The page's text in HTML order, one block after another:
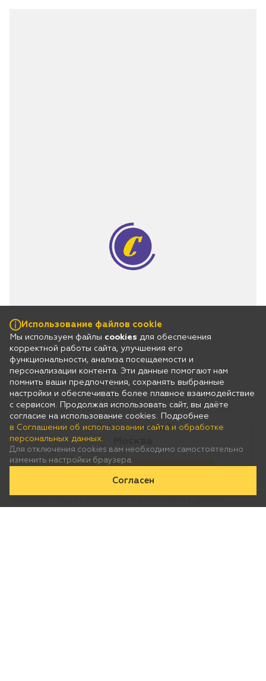
Это ваш город?
Использование файлов cookie
Мы используем файлы cookies для обеспечения
корректной работы сайта, улучшения его
функциональности, анализа посещаемости и
персонализации контента. Эти данные помогают нам
помнить ваши предпочтения, сохранять выбранные
настройки и обеспечивать более плавное взаимодействие
с сервисом. Продолжая использовать сайт, вы даёте
согласие на использование cookies. Подробнее
в Соглашении об использовании сайта и обработке
персональных данных.
Для отключения cookies вам необходимо самостоятельно
изменить настройки браузера.
Согласен